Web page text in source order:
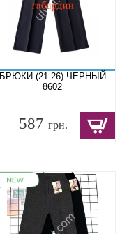
БРЮКИ (21-26) ЧЕРНЫЙ
8602
587грн.